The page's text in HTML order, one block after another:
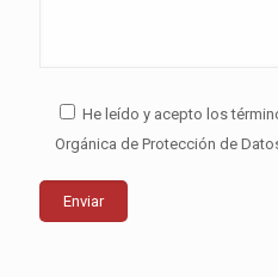
He leído y acepto los
Orgánica de Protección de